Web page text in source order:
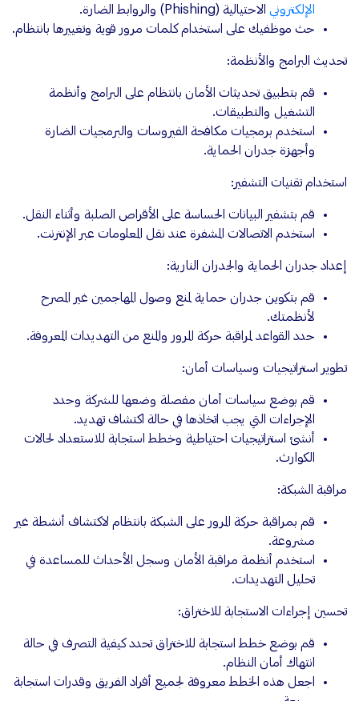
الإلكتروني الاحتيالية (Phishing) والروابط الضارة.
حث موظفيك على استخدام كلمات مرور قوية وتغييرها بانتظام.
تحديث البرامج والأنظمة:
قم بتطبيق تحديثات الأمان بانتظام على البرامج وأنظمة
التشغيل والتطبيقات.
استخدم برمجيات مكافحة الفيروسات والبرمجيات الضارة
وأجهزة جدران الحماية.
استخدام تقنيات التشفير:
قم بتشفير البيانات الحساسة على الأقراص الصلبة وأثناء النقل.
استخدم الاتصالات المشفرة عند نقل المعلومات عبر الإنترنت.
إعداد جدران الحماية والجدران النارية:
قم بتكوين جدران حماية لمنع وصول المهاجمين غير المصرح
لأنظمتك.
حدد القواعد لمراقبة حركة المرور والمنع من التهديدات المعروفة.
تطوير استراتيجيات وسياسات أمان:
قم بوضع سياسات أمان مفصلة وضعها للشركة وحدد
الإجراءات التي يجب اتخاذها في حالة اكتشاف تهديد.
أنشئ استراتيجيات احتياطية وخطط استجابة للاستعداد لحالات
الكوارث.
مراقبة الشبكة:
قم بمراقبة حركة المرور على الشبكة بانتظام لاكتشاف أنشطة غير
مشروعة.
استخدم أنظمة مراقبة الأمان وسجل الأحداث للمساعدة في
تحليل التهديدات.
تحسين إجراءات الاستجابة للاختراق:
قم بوضع خطط استجابة للاختراق تحدد كيفية التصرف في حالة
انتهاك أمان النظام.
اجعل هذه الخطط معروفة لجميع أفراد الفريق وقدرات استجابة